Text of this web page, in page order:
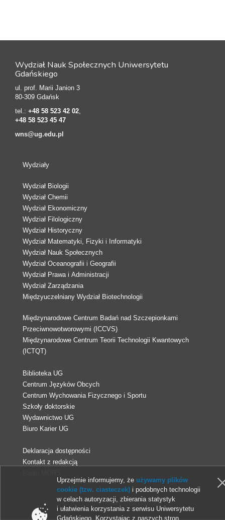
Wydział Nauk Społecznych Uniwersytetu
Gdańskiego
ul. prof. Marii Janion 3
80-309 Gdańsk
tel.: +48 58 523 42 02,
+48 58 523 45 47
wns@ug.edu.pl
Wydziały
Wydział Biologii
Wydział Chemii
Wydział Ekonomiczny
Wydział Filologiczny
Wydział Historyczny
Wydział Matematyki, Fizyki i Informatyki
Wydział Nauk Społecznych
Wydział Oceanografii i Geografii
Wydział Prawa i Administracji
Wydział Zarządzania
Międzyuczelniany Wydział Biotechnologii
Międzynarodowe Centrum Badań nad Szczepionkami
Przeciwnowotworowymi (ICCVS)
Międzynarodowe Centrum Teorii Technologii Kwantowych
(ICTQT)
Biblioteka UG
Centrum Języków Obcych
Centrum Wychowania Fizycznego i Sportu
Szkoły doktorskie
Wydawnictwo UG
Biuro Karier UG
Deklaracja dostępności
Kontakt z redakcją
© 2013-2026 Uniwersytet Gdański
Uprzejmie informujemy, że używamy plików
cookie (tzw. ciasteczek) i podobnych technologii
w celach autoryzacji, zbierania statystyk
i ułatwienia korzystania z serwisu Uniwersytetu
Gdańskiego. Korzystając z naszych stron